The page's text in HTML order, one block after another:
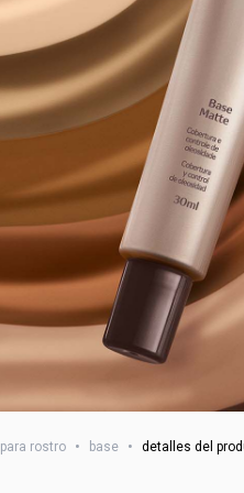
para rostro • base • detalles del